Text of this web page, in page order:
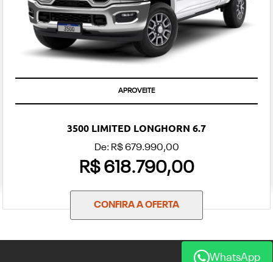
APROVEITE
3500 LIMITED LONGHORN 6.7
De: R$ 679.990,00
R$ 618.790,00
CONFIRA A OFERTA
WhatsApp